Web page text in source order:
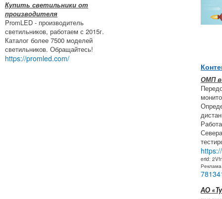
Купить светильники от
производителя
PromLED - производитель
светильников, работаем с 2015г.
Каталог более 7500 моделей
светильников. Обращайтесь!
https://promled.com/
ОМП
erid:
АО